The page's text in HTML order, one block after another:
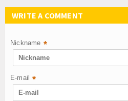
WRITE A COMMENT
Nickname *
E-mail *